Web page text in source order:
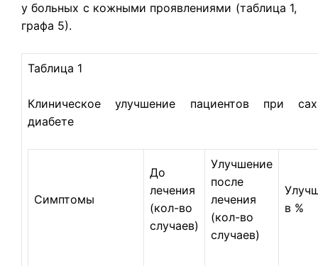
у больных с кожными проявлениями (таблица 1,
графа 5).
Таблица 1
Клиническое улучшение пациентов при
диабете
Симптомы
До
лечения
(кол-во
случаев)
Улучшение
после
лечения
(кол-во
случаев)
в %